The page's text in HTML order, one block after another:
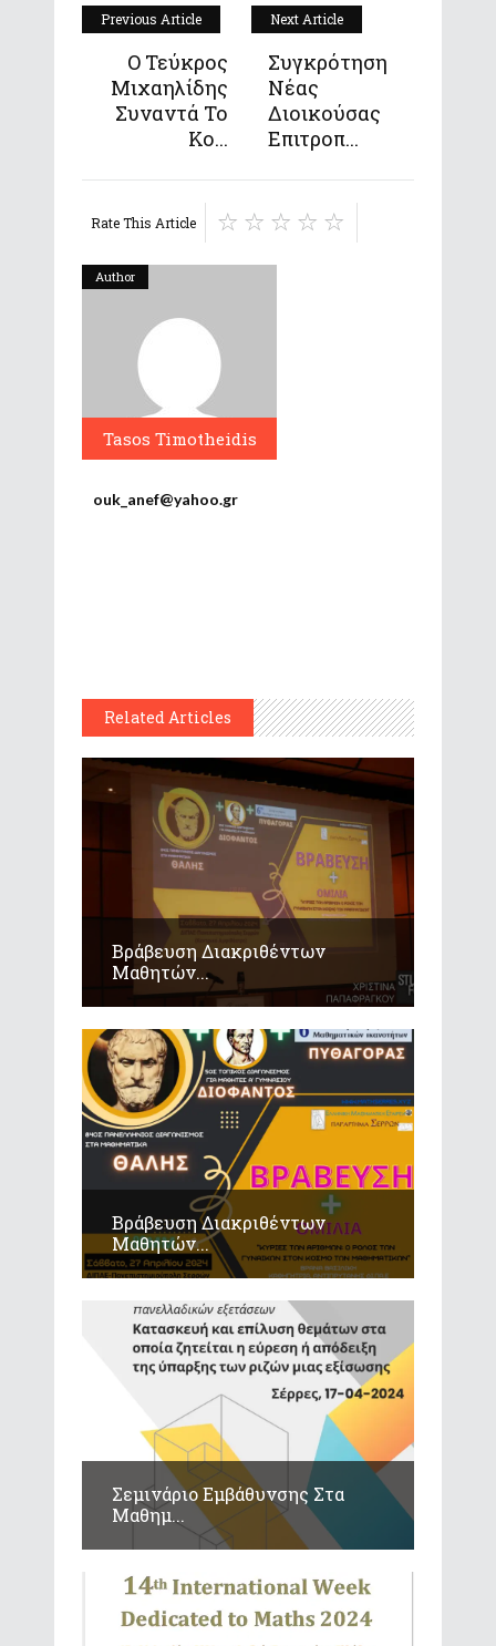
Previous Article
Ο Τεύκρος
Μιχαηλίδης
Συναντά Το
Κο...
Next Article
Συγκρότηση
Νέας
Διοικούσας
Επιτροπ...
Rate This Article
Author
Tasos Timotheidis
ouk_anef@yahoo.gr
Related Articles
Βράβευση Διακριθέντων
Μαθητών...
Βράβευση Διακριθέντων
Μαθητών...
Σεμινάριο Εμβάθυνσης Στα
Μαθημ...